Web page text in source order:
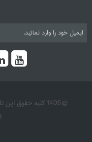
© 1405 کلیه حقوق